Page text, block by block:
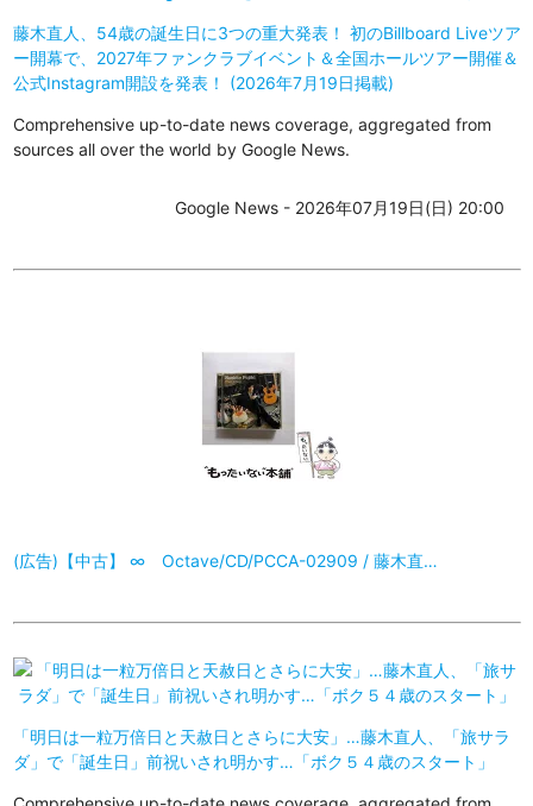
藤木直人、54歳の誕生日に3つの重大発表！ 初のBillboard Liveツア
ー開幕で、2027年ファンクラブイベント＆全国ホールツアー開催＆
公式Instagram開設を発表！ (2026年7月19日掲載)
Comprehensive up-to-date news coverage, aggregated from
sources all over the world by Google News.
Google News - 2026年07月19日(日) 20:00
(広告)【中古】 ∞ Octave/CD/PCCA-02909 / 藤木直…
「明日は一粒万倍日と天赦日とさらに大安」…藤木直人、「旅サラ
ダ」で「誕生日」前祝いされ明かす…「ボク５４歳のスタート」